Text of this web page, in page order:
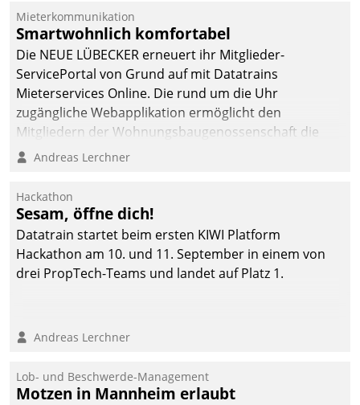
Die monatlichen
Mitteilungen zum
Heizungs- und
Wasserverbrauch gehen
automatisiert, vollständig
und auf Wunsch über
mehrere zuvor
Kommunikationswege bei
Mieterkommunikation
Smartwohnlich komfortabel
Die NEUE LÜBECKER erneuert ihr Mitglieder-
ServicePortal von Grund auf mit Datatrains
Mieterservices Online. Die rund um die Uhr
zugängliche Webapplikation ermöglicht den
Mitgliedern der Wohnungs­bau­genossenschaft die
Kontaktaufnahme per Smartphone, Tablet oder PC.
Andreas Lerchner
Hackathon
Sesam, öffne dich!
Datatrain startet beim ersten KIWI Platform
Hackathon am 10. und 11. September in einem von
drei PropTech-Teams und landet auf Platz 1.
Andreas Lerchner
Lob- und Beschwerde-Management
Motzen in Mannheim erlaubt